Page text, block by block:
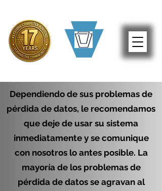
Dependiendo de sus problemas de
pérdida de datos, le recomendamos
que deje de usar su sistema
inmediatamente y se comunique
con nosotros lo antes posible. La
mayoría de los problemas de
pérdida de datos se agravan al